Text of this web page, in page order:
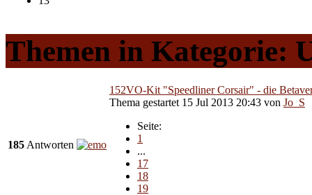
Themen in Kategorie:
185 Antworten
152VO-Kit "Speedliner Corsair" - die
Thema gestartet 15 Jul 2013 20:43 von Jo_S
Seite:
1
...
17
18
19